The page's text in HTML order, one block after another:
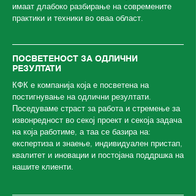
имаат длабоко разбирање на современите
практики и техники во оваа област.
ПОСВЕТЕНОСТ ЗА ОДЛИЧНИ
РЕЗУЛТАТИ
КФК е компанија која е посветена на
постигнување на одлични резултати.
Поседуваме страст за работа и стремење за
извонредност во секој проект и секоја задача
на која работиме, а таа се базира на:
експертиза и знаење, индивидуален пристап,
квалитет и иновации и постојана поддршка на
нашите клиенти.